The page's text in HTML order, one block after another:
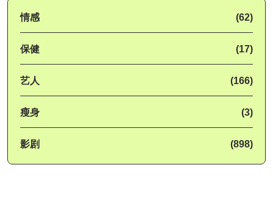
情感 (62)
保健 (17)
艺人 (166)
瘦身 (3)
影剧 (898)